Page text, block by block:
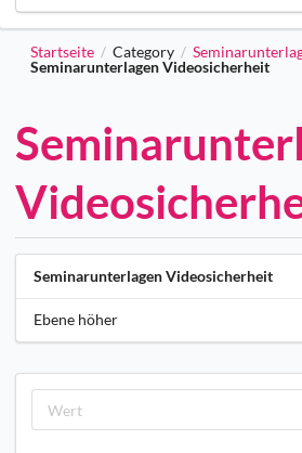
Startseite / Category /
Seminarunterlagen Videosicherheit
Seminarunterlagen Videosicherheit
Ebene höher